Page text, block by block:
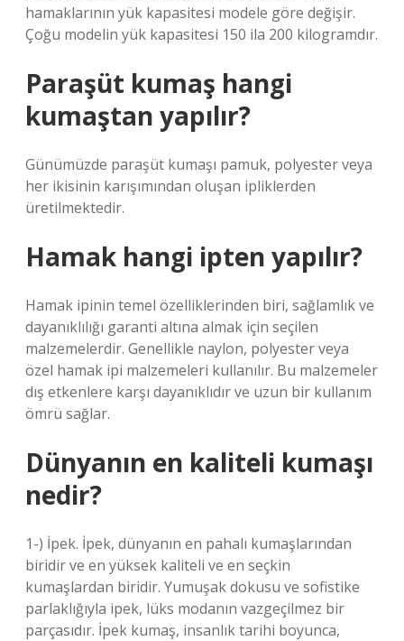
hamaklarının yük kapasitesi modele göre değişir.
Çoğu modelin yük kapasitesi 150 ila 200 kilogramdır.
Paraşüt kumaş hangi
kumaştan yapılır?
Günümüzde paraşüt kumaşı pamuk, polyester veya
her ikisinin karışımından oluşan ipliklerden
üretilmektedir.
Hamak hangi ipten yapılır?
Hamak ipinin temel özelliklerinden biri, sağlamlık ve
dayanıklılığı garanti altına almak için seçilen
malzemelerdir. Genellikle naylon, polyester veya
özel hamak ipi malzemeleri kullanılır. Bu malzemeler
dış etkenlere karşı dayanıklıdır ve uzun bir kullanım
ömrü sağlar.
Dünyanın en kaliteli kumaşı
nedir?
1-) İpek. İpek, dünyanın en pahalı kumaşlarından
biridir ve en yüksek kaliteli ve en seçkin
kumaşlardan biridir. Yumuşak dokusu ve sofistike
parlaklığıyla ipek, lüks modanın vazgeçilmez bir
parçasıdır. İpek kumaş, insanlık tarihi boyunca,